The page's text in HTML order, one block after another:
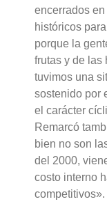
encerrados
históricos
porque la
frutas y de las
tuvimos una
sostenido por
el carácter
Remarcó
bien no son
del 2000,
costo interno
competitivos».